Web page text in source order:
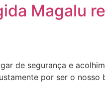
Magalu
de segurança e
por ser o nosso